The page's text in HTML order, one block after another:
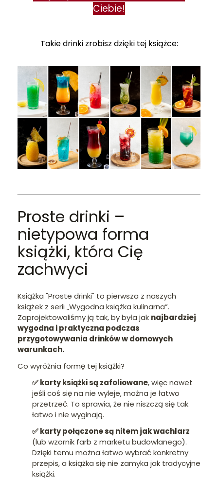
Ciebie!
Takie drinki zrobisz dzięki tej książce:
Proste drinki –
nietypowa forma
książki, która Cię
zachwyci
Książka "Proste drinki" to pierwsza z naszych
książek z serii „Wygodna książka kulinarna”.
Zaprojektowaliśmy ją tak, by była jak najbardziej
wygodna i praktyczna podczas
przygotowywania drinków w domowych
warunkach.
Co wyróżnia formę tej książki?
✅ karty książki są zafoliowane, więc nawet
jeśli coś się na nie wyleje, można je łatwo
przetrzeć. To sprawia, że nie niszczą się tak
łatwo i nie wyginają.
✅ karty połączone są nitem jak wachlarz
(lub wzornik farb z marketu budowlanego).
Dzięki temu można łatwo wybrać konkretny
przepis, a książka się nie zamyka jak tradycyjne
książki.